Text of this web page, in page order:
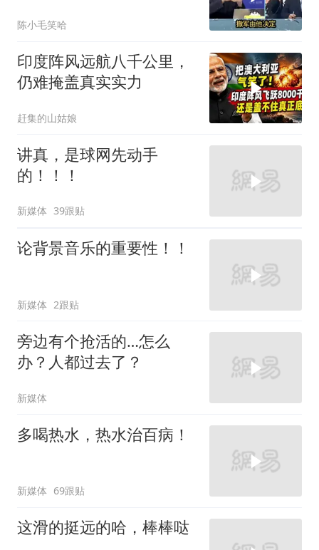
陈小毛笑哈
印度阵风远航八千公里，
仍难掩盖真实实力
赶集的山姑娘
讲真，是球网先动手
的！！！
新媒体 39跟贴
论背景音乐的重要性！！
新媒体 2跟贴
旁边有个抢活的…怎么
办？人都过去了？
新媒体
多喝热水，热水治百病！
新媒体 69跟贴
这滑的挺远的哈，棒棒哒